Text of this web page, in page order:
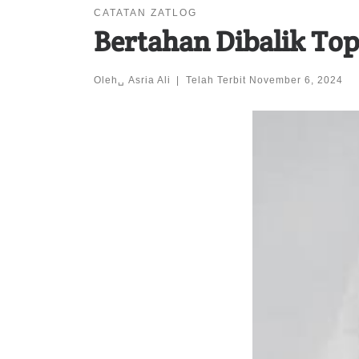
CATATAN ZATLOG
Bertahan Dibalik
Oleh␣ Asria Ali Telah Terbit November 6, 2024